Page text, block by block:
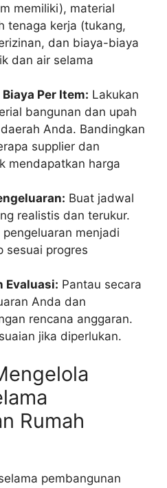
memiliki), material
tenaga kerja (tukang,
dan biaya-biaya
dan air selama
Per Item: Lakukan
bangunan dan upah
Anda. Bandingkan
supplier dan
mendapatkan harga
Buat jadwal
realistis dan terukur.
menjadi
sesuai progres
Evaluasi: Pantau secara
Anda dan
rencana anggaran.
jika diperlukan.
Rumah
pembangunan